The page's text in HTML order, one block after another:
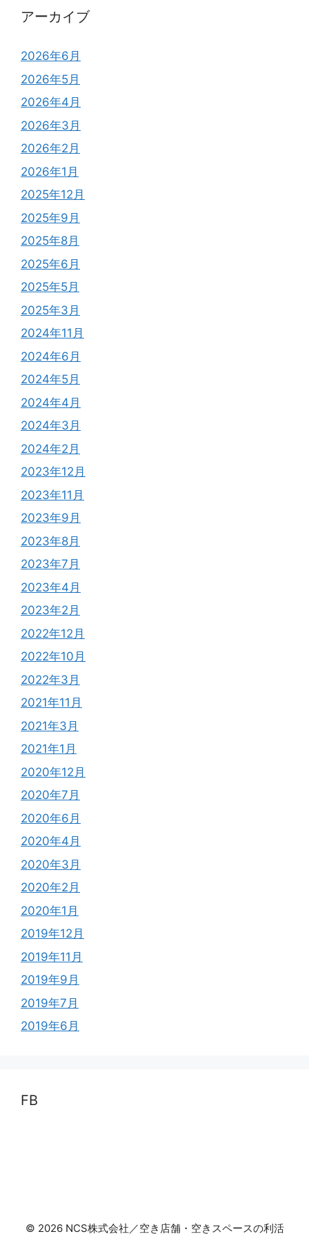
アーカイブ
2026年6月
2026年5月
2026年4月
2026年3月
2026年2月
2026年1月
2025年12月
2025年9月
2025年8月
2025年6月
2025年5月
2025年3月
2024年11月
2024年6月
2024年5月
2024年4月
2024年3月
2024年2月
2023年12月
2023年11月
2023年9月
2023年8月
2023年7月
2023年4月
2023年2月
2022年12月
2022年10月
2022年3月
2021年11月
2021年3月
2021年1月
2020年12月
2020年7月
2020年6月
2020年4月
2020年3月
2020年2月
2020年1月
2019年12月
2019年11月
2019年9月
2019年7月
2019年6月
FB
© 2026 NCS株式会社／空き店舗・空きスペースの利活